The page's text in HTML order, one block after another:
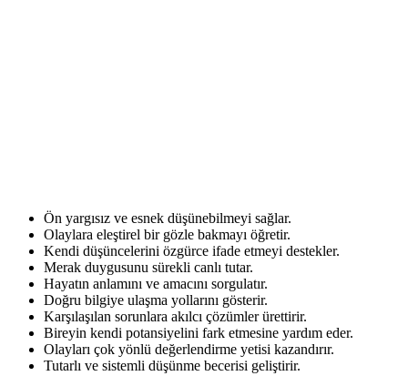
Ön yargısız ve esnek düşünebilmeyi sağlar.
Olaylara eleştirel bir gözle bakmayı öğretir.
Kendi düşüncelerini özgürce ifade etmeyi destekler.
Merak duygusunu sürekli canlı tutar.
Hayatın anlamını ve amacını sorgulatır.
Doğru bilgiye ulaşma yollarını gösterir.
Karşılaşılan sorunlara akılcı çözümler ürettirir.
Bireyin kendi potansiyelini fark etmesine yardım eder.
Olayları çok yönlü değerlendirme yetisi kazandırır.
Tutarlı ve sistemli düşünme becerisi geliştirir.